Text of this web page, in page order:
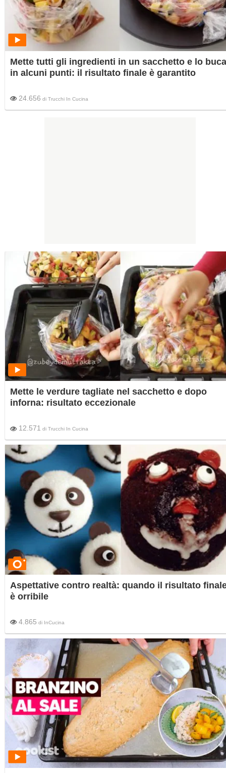
Mette tutti gli ingredienti in un sacchetto e lo buca
in alcuni punti: il risultato finale è garantito
24.656 di Trucchi In Cucina
Mette le verdure tagliate nel sacchetto e dopo
inforna: risultato eccezionale
12.571 di Trucchi In Cucina
Aspettative contro realtà: quando il risultato
è orribile
4.865 di InCucina